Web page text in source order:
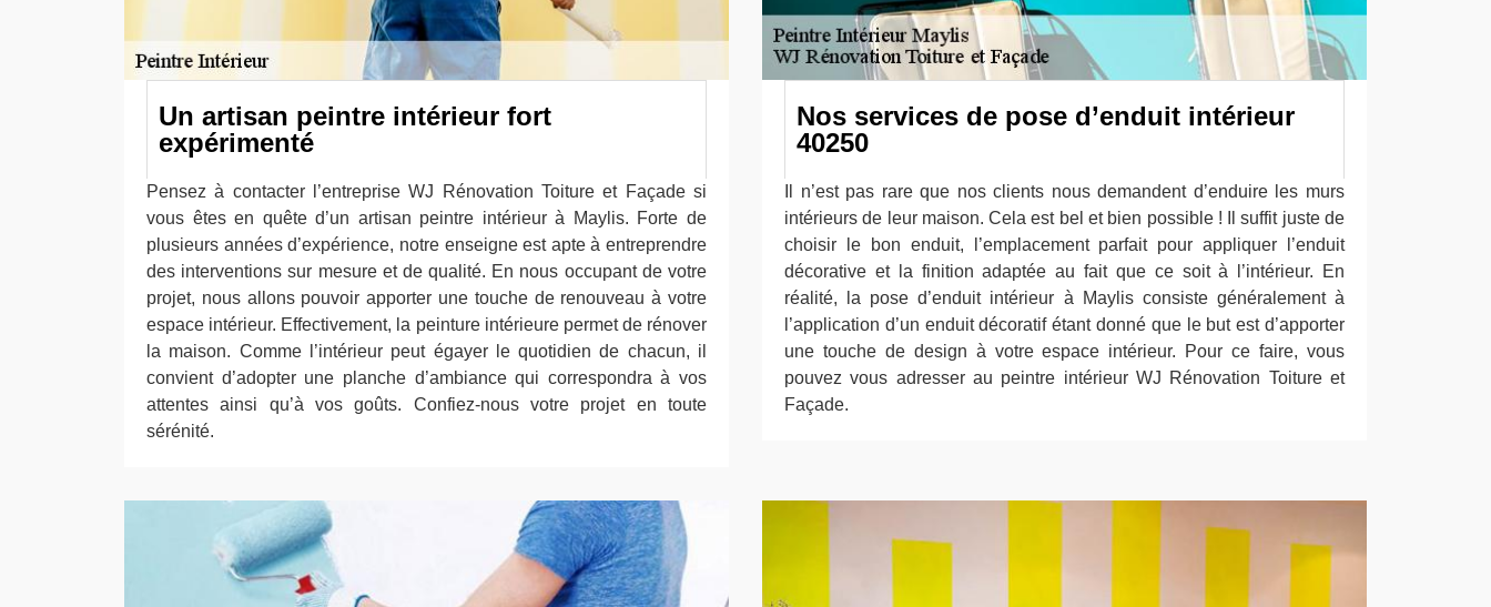
Un artisan peintre intérieur fort
expérimenté
Pensez à contacter l’entreprise WJ Rénovation Toiture et Façade si
vous êtes en quête d’un artisan peintre intérieur à Maylis. Forte de
plusieurs années d’expérience, notre enseigne est apte à entreprendre
des interventions sur mesure et de qualité. En nous occupant de votre
projet, nous allons pouvoir apporter une touche de renouveau à votre
espace intérieur. Effectivement, la peinture intérieure permet de rénover
la maison. Comme l’intérieur peut égayer le quotidien de chacun, il
convient d’adopter une planche d’ambiance qui correspondra à vos
attentes ainsi qu’à vos goûts. Confiez-nous votre projet en toute
sérénité.
Nos services de pose d’enduit intérieur
40250
Il n’est pas rare que nos clients nous demandent d’enduire les murs
intérieurs de leur maison. Cela est bel et bien possible ! Il suffit juste de
choisir le bon enduit, l’emplacement parfait pour appliquer l’enduit
décorative et la finition adaptée au fait que ce soit à l’intérieur. En
réalité, la pose d’enduit intérieur à Maylis consiste généralement à
l’application d’un enduit décoratif étant donné que le but est d’apporter
une touche de design à votre espace intérieur. Pour ce faire, vous
pouvez vous adresser au peintre intérieur WJ Rénovation Toiture et
Façade.